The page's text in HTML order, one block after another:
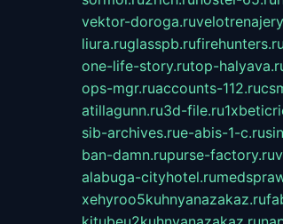
vektor-doroga.ru
liura.ruglasspb.rufirehunters.ru
one-life-story.rutop-
ops-mgr.ruaccounts-112.ru
atillagunn.ru3d-file.ru
sib-archives.rue-abis-1-c.ru
ban-damn.rupurse-factory.ru
alabuga-cityhotel.ru
xehyroo5kuhnyanazakaz.ru